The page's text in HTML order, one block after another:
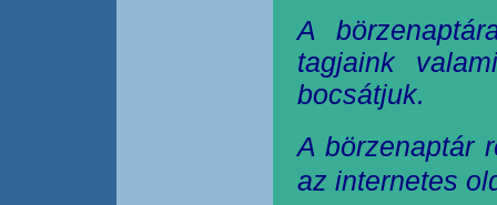
A
tagjaink
bocsátjuk.
A börzenaptár
az internetes